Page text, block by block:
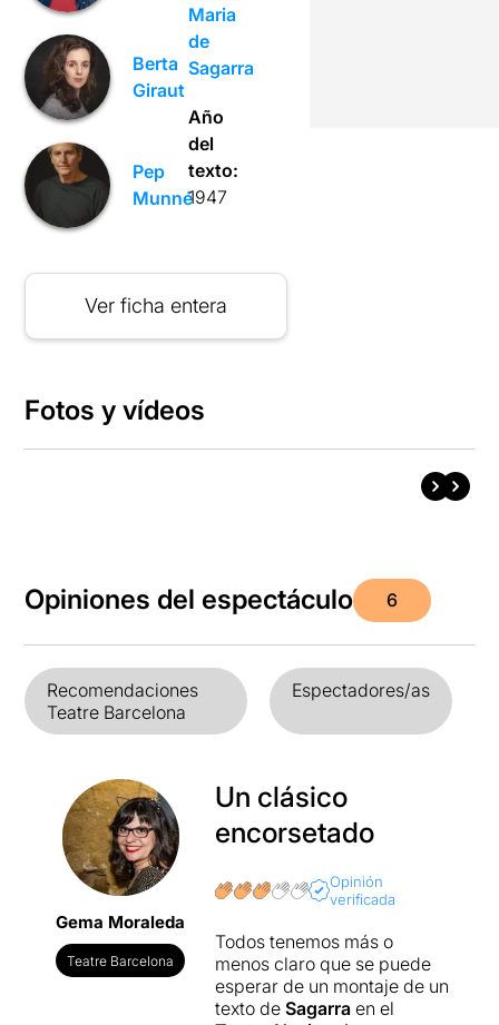
Berta
Giraut
Pep
Munné
Maria
de
Sagarra
Año
del
texto:
1947
Ver ficha entera
Fotos y vídeos
Opiniones del espectáculo 6
Recomendaciones
Teatre Barcelona
Espectadores/as
Gema Moraleda
Teatre Barcelona
Un clásico
encorsetado
Opinión
verificada
Todos tenemos más o
menos claro que se puede
esperar de un montaje de un
texto de Sagarra en el